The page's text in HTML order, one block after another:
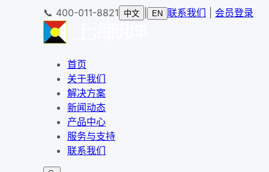
📞 400-011-8821 中文 EN 联系我们 会员登录
首页
关于我们
解决方案
新闻动态
产品中心
服务与支持
联系我们